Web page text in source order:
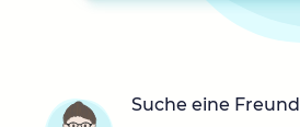
Suche eine